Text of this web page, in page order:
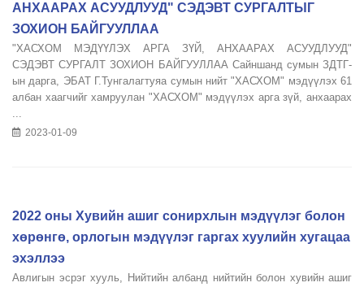
АНХААРАХ АСУУДЛУУД" СЭДЭВТ СУРГАЛТЫГ
ЗОХИОН БАЙГУУЛЛАА
"ХАСХОМ МЭДҮҮЛЭХ АРГА ЗҮЙ, АНХААРАХ АСУУДЛУУД"
СЭДЭВТ СУРГАЛТ ЗОХИОН БАЙГУУЛЛАА Сайншанд сумын ЗДТГ-
ын дарга, ЭБАТ Г.Тунгалагтуяа сумын нийт "ХАСХОМ" мэдүүлэх 61
албан хаагчийг хамруулан "ХАСХОМ" мэдүүлэх арга зүй, анхаарах
...
2023-01-09
2022 оны Хувийн ашиг сонирхлын мэдүүлэг болон
хөрөнгө, орлогын мэдүүлэг гаргах хуулийн хугацаа
эхэллээ
Авлигын эсрэг хууль, Нийтийн албанд нийтийн болон хувийн ашиг